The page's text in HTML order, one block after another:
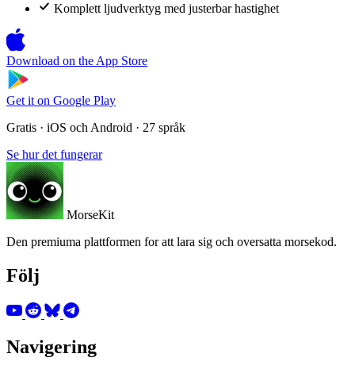
Komplett ljudverktyg med justerbar hastighet
Download on the App Store
Get it on Google Play
Gratis · iOS och Android · 27 språk
Se hur det fungerar
MorseKit
Den premiuma plattformen for att lara sig och oversatta morsekod.
Följ
Navigering